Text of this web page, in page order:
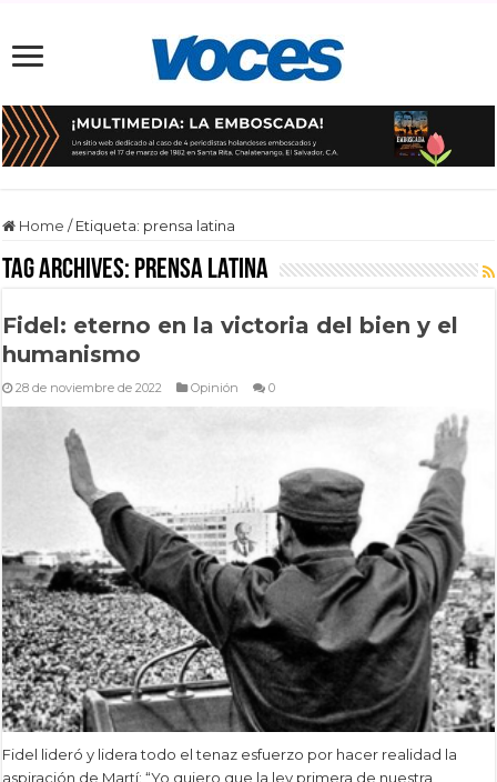
Home / Etiqueta: prensa latina
Tag Archives: prensa latina
Fidel: eterno en la victoria del bien y el
humanismo
28 de noviembre de 2022 Opinión 0
Fidel lideró y lidera todo el tenaz esfuerzo por hacer realidad la
aspiración de Martí: “Yo quiero que la ley primera de nuestra